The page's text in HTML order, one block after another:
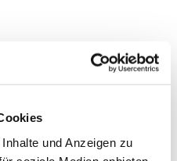
und Anzeigen zu